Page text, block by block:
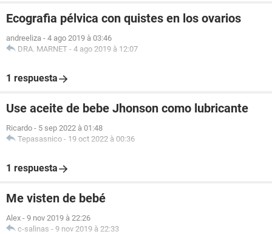
Ecografia pélvica con quistes en los ovarios
andreeliza - 4 ago 2019 à 03:46
DRA. MARNET - 4 ago 2019 à 12:07
1 respuesta
Use aceite de bebe Jhonson como lubricante
Ricardo - 5 sep 2022 à 01:48
Tepasasnico - 19 oct 2022 à 00:36
1 respuesta
Me visten de bebé
Alex - 9 nov 2019 à 22:26
c-salinas - 9 nov 2019 à 22:33